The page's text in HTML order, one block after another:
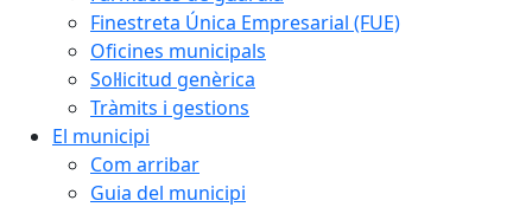
Finestreta Única Empresarial (FUE)
Oficines municipals
Sol·licitud genèrica
Tràmits i gestions
El municipi
Com arribar
Guia del municipi